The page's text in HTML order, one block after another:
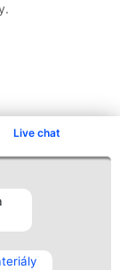
Live chat